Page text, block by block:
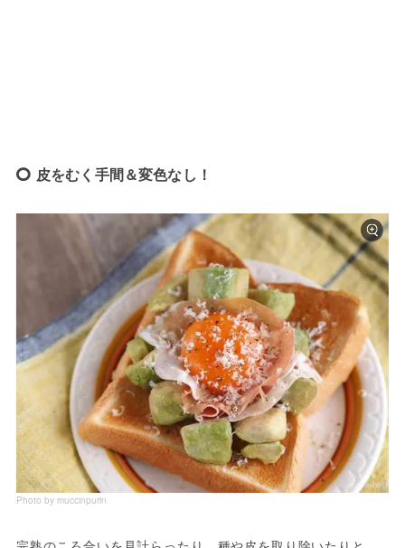
皮をむく手間＆変色なし！
Photo by muccinpurin